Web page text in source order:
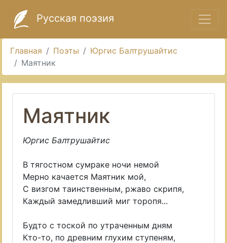
Русская поэзия
Главная Поэты
Юргис Балтрушайтис
Маятник
Маятник
Юргис Балтрушайтис
В тягостном сумраке ночи немой
Мерно качается Маятник мой,
С визгом таинственным, ржаво скрипя,
Каждый замедливший миг торопя...
Будто с тоской по утраченным дням
Кто-то, по древним глухим ступеням,